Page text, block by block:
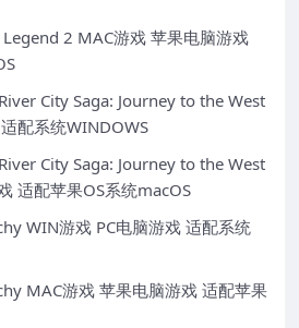
2 MAC游戏 苹果电脑游戏
City Saga: Journey to the West
配系统WINDOWS
City Saga: Journey to the West
适配苹果OS系统macOS
WIN游戏 PC电脑游戏 适配系统
MAC游戏 苹果电脑游戏 适配苹果